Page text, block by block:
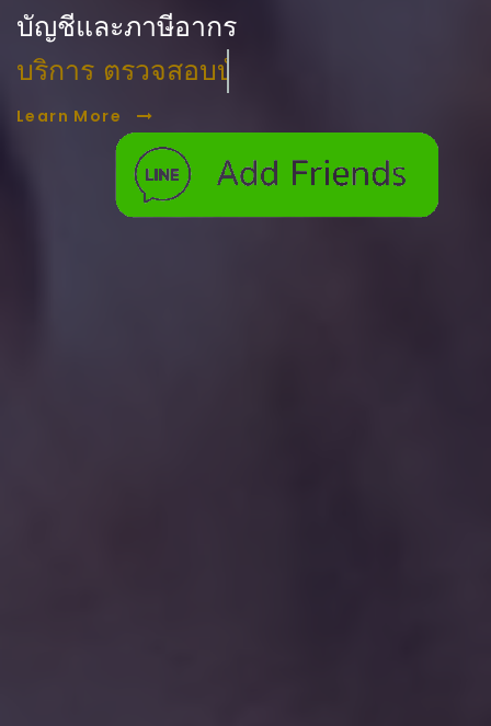
บัญชีและภาษีอากร
บริการ ตรวจสอบบัญชี
Learn More